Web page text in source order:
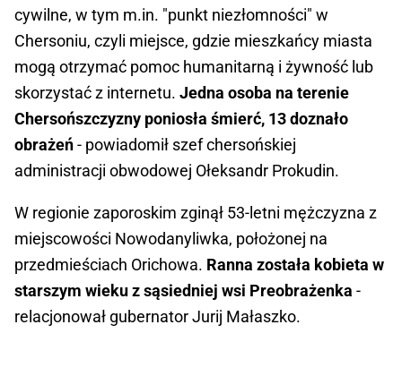
cywilne, w tym m.in. "punkt niezłomności" w
Chersoniu, czyli miejsce, gdzie mieszkańcy miasta
mogą otrzymać pomoc humanitarną i żywność lub
skorzystać z internetu. Jedna osoba na terenie
Chersońszczyzny poniosła śmierć, 13 doznało
obrażeń- powiadomił szef chersońskiej
administracji obwodowej Ołeksandr Prokudin.
W regionie zaporoskim zginął 53-letni mężczyzna z
miejscowości Nowodanyliwka, położonej na
przedmieściach Orichowa. Ranna została kobieta w
starszym wieku z sąsiedniej wsi Preobrażenka -
relacjonował gubernator Jurij Małaszko.